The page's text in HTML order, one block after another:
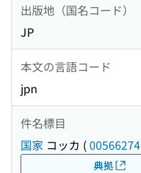
出版地（国名コード）
JP
本文の言語コード
jpn
件名標目
国家 コッカ (00566274
典拠